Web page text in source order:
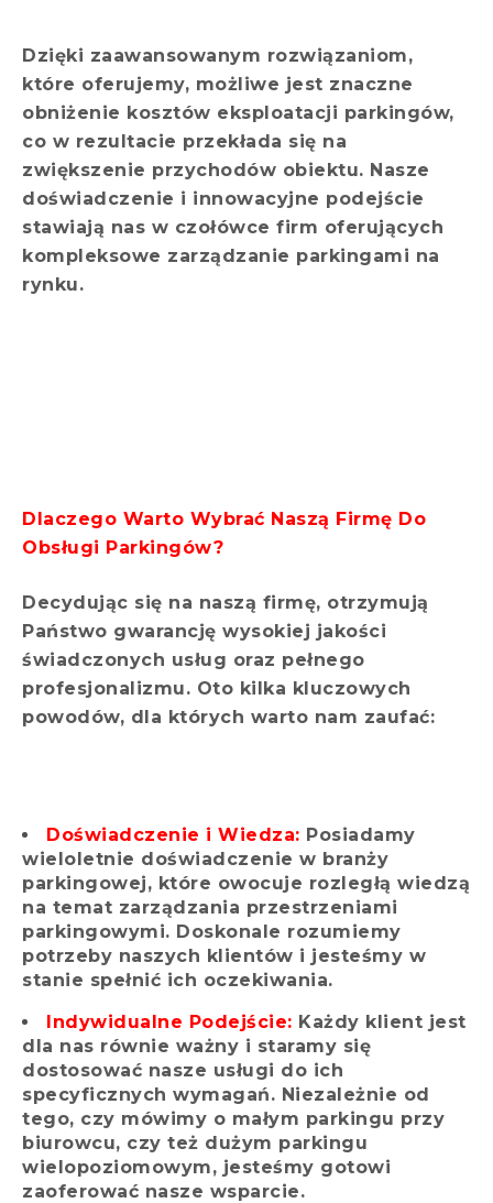
Dzięki zaawansowanym rozwiązaniom,
które oferujemy, możliwe jest znaczne
obniżenie kosztów eksploatacji parkingów,
co w rezultacie przekłada się na
zwiększenie przychodów obiektu. Nasze
doświadczenie i innowacyjne podejście
stawiają nas w czołówce firm oferujących
kompleksowe zarządzanie parkingami na
rynku.
Dlaczego Warto Wybrać Naszą Firmę Do
Obsługi Parkingów?
Decydując się na naszą firmę, otrzymują
Państwo gwarancję wysokiej jakości
świadczonych usług oraz pełnego
profesjonalizmu. Oto kilka kluczowych
powodów, dla których warto nam zaufać:
Doświadczenie i Wiedza: Posiadamy
wieloletnie doświadczenie w branży
parkingowej, które owocuje rozległą wiedzą
na temat zarządzania przestrzeniami
parkingowymi. Doskonale rozumiemy
potrzeby naszych klientów i jesteśmy w
stanie spełnić ich oczekiwania.
Indywidualne Podejście: Każdy klient jest
dla nas równie ważny i staramy się
dostosować nasze usługi do ich
specyficznych wymagań. Niezależnie od
tego, czy mówimy o małym parkingu przy
biurowcu, czy też dużym parkingu
wielopoziomowym, jesteśmy gotowi
zaoferować nasze wsparcie.